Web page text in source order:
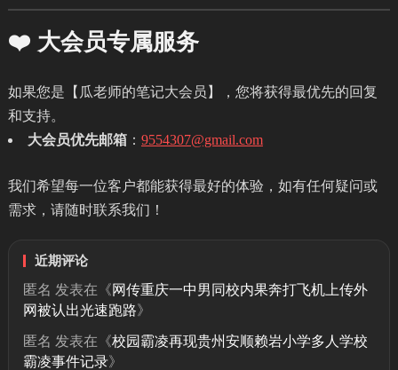
❤️ 大会员专属服务
如果您是【瓜老师的笔记大会员】，您将获得最优先的回复
和支持。
大会员优先邮箱： 9554307@gmail.com
我们希望每一位客户都能获得最好的体验，如有任何疑问或
需求，请随时联系我们！
近期评论
匿名 发表在《网传重庆一中男同校内果奔打飞机上传外
网被认出光速跑路》
匿名 发表在《校园霸凌再现贵州安顺赖岩小学多人学校
霸凌事件记录》